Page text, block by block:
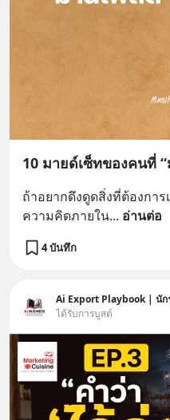
10 มายด์เซ็ทของคนที่ “
ถ้าอยากดึงดูดสิ่งที่ต้องการ
ความคิดภายใน... อ่านต่อ
4 บันทึก
Ai Export Playbook | นัก
ได้รับการบูสต์